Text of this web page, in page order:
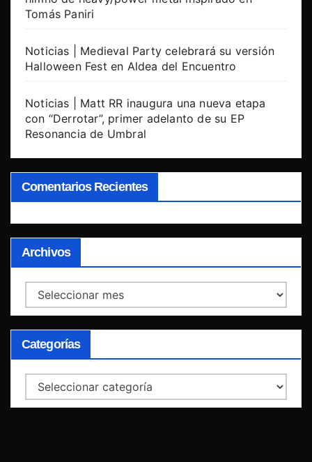
Tomás Paniri
Noticias | Medieval Party celebrará su versión
Halloween Fest en Aldea del Encuentro
Noticias | Matt RR inaugura una nueva etapa
con “Derrotar”, primer adelanto de su EP
Resonancia de Umbral
Comentarios Recientes
Archivos
Archivos
Categorías
Categorías